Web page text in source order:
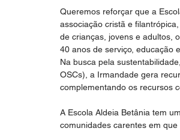
Queremos reforçar que a
associação cristã e
de crianças, jovens e adultos,
40 anos de serviço, educação
Na busca pela
OSCs), a Irmandade gera
complementando os recursos
A Escola Aldeia Betânia tem
comunidades carentes em